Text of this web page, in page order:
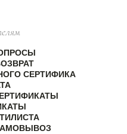
СЕРТИФИКА